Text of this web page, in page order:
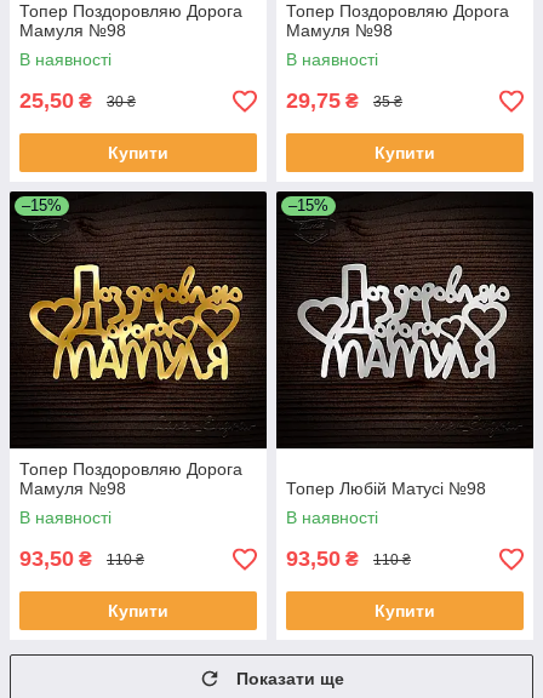
Топер Поздоровляю Дорога
Мамуля №98
В наявності
25,50 ₴ 30 ₴
Купити
Топер Поздоровляю Дорога
Мамуля №98
В наявності
29,75 ₴ 35 ₴
Купити
–15%
Топер Поздоровляю Дорога
Мамуля №98
В наявності
93,50 ₴ 110 ₴
Купити
–15%
Топер Любій Матусі №98
В наявності
93,50 ₴ 110 ₴
Купити
Показати ще